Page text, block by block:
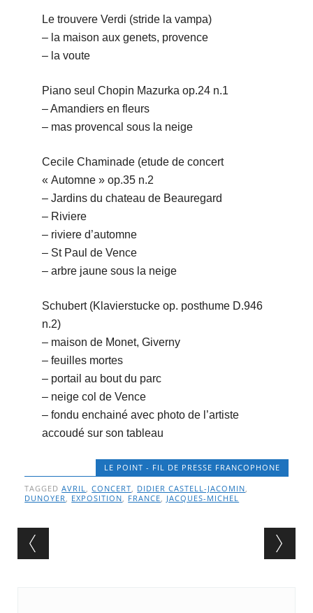
Le trouvere Verdi (stride la vampa)
– la maison aux genets, provence
– la voute
Piano seul Chopin Mazurka op.24 n.1
– Amandiers en fleurs
– mas provencal sous la neige
Cecile Chaminade (etude de concert
« Automne » op.35 n.2
– Jardins du chateau de Beauregard
– Riviere
– riviere d’automne
– St Paul de Vence
– arbre jaune sous la neige
Schubert (Klavierstucke op. posthume D.946
n.2)
– maison de Monet, Giverny
– feuilles mortes
– portail au bout du parc
– neige col de Vence
– fondu enchainé avec photo de l’artiste
accoudé sur son tableau
LE POINT - FIL DE PRESSE FRANCOPHONE
TAGGEDAVRIL,CONCERT, DIDIER CASTELL-JACOMIN,
DUNOYER, EXPOSITION, FRANCE, JACQUES-MICHEL
Post navigation